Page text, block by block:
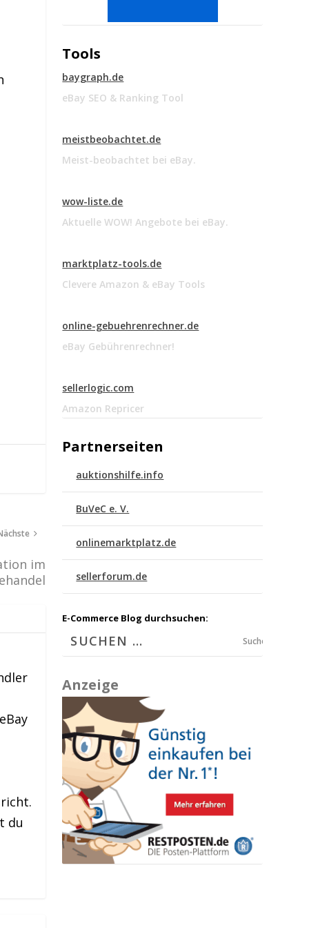
im
du
Tools
baygraph.de
eBay SEO & Ranking Tool
meistbeobachtet.de
Meist-beobachtet bei eBay.
wow-liste.de
Aktuelle WOW! Angebote bei eBay.
marktplatz-tools.de
Clevere Amazon & eBay Tools
online-gebuehrenrechner.de
eBay Gebührenrechner!
sellerlogic.com
Amazon Repricer
Partnerseiten
auktionshilfe.info
BuVeC e. V.
onlinemarktplatz.de
sellerforum.de
E-Commerce Blog durchsuchen:
Suchen
Anzeige